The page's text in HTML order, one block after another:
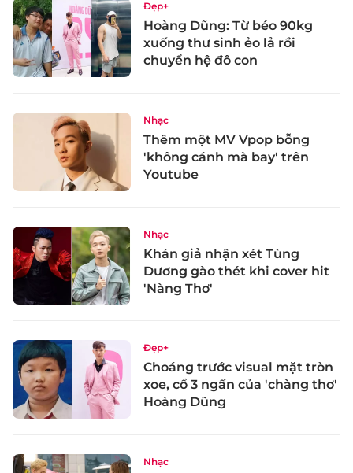
Đẹp+
Hoàng Dũng: Từ béo 90kg
xuống thư sinh ẻo lả rồi
chuyển hệ đô con
Nhạc
Thêm một MV Vpop bỗng
'không cánh mà bay' trên
Youtube
Nhạc
Khán giả nhận xét Tùng
Dương gào thét khi cover hit
'Nàng Thơ'
Đẹp+
Choáng trước visual mặt tròn
xoe, cổ 3 ngấn của 'chàng thơ'
Hoàng Dũng
Nhạc